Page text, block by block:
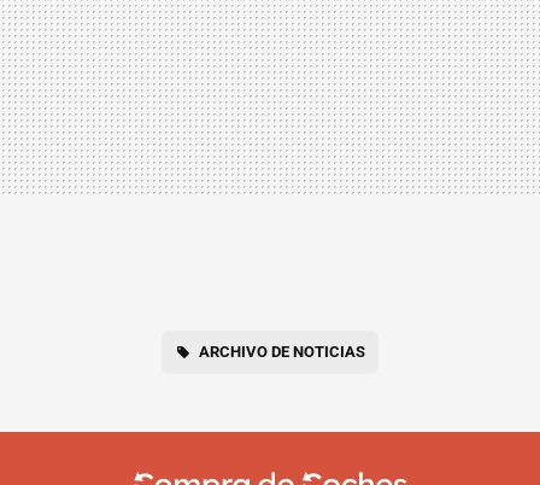
ARCHIVO DE NOTICIAS